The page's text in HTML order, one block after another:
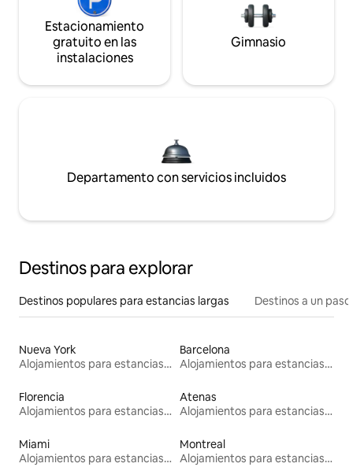
Estacionamiento
gratuito en las
instalaciones
Gimnasio
Departamento con servicios incluidos
Destinos para explorar
Destinos populares para estancias largas Destinos a un
Nueva York
Alojamientos para estancias largas
Barcelona
Alojamientos para estancias largas
Florencia
Alojamientos para estancias largas
Atenas
Alojamientos para estancias largas
Miami
Alojamientos para estancias largas
Montreal
Alojamientos para estancias largas